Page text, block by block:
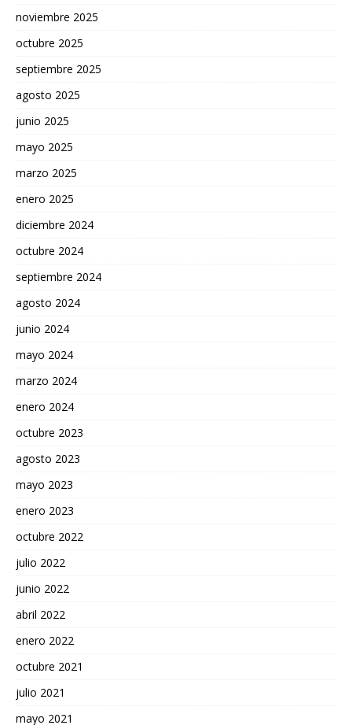
noviembre 2025
octubre 2025
septiembre 2025
agosto 2025
junio 2025
mayo 2025
marzo 2025
enero 2025
diciembre 2024
octubre 2024
septiembre 2024
agosto 2024
junio 2024
mayo 2024
marzo 2024
enero 2024
octubre 2023
agosto 2023
mayo 2023
enero 2023
octubre 2022
julio 2022
junio 2022
abril 2022
enero 2022
octubre 2021
julio 2021
mayo 2021